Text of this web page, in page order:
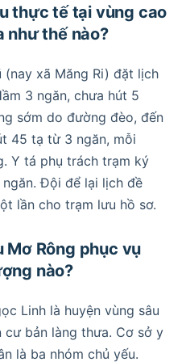
thực tế tại vùng cao
như thế nào?
xã Măng Ri) đặt lịch
3 ngăn, chưa hút 5
sớm do đường đèo, đến
45 tạ từ 3 ngăn, mỗi
Y tá phụ trách trạm ký
Đội để lại lịch đề
lần cho trạm lưu hồ sơ.
Mơ Rông phục vụ
nào?
Linh là huyện vùng sâu
bản làng thưa. Cơ sở y
là ba nhóm chủ yếu.